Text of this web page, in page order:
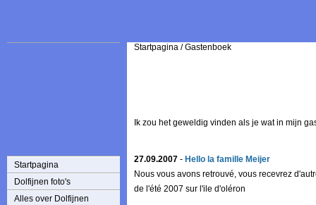
Startpagina
Dolfijnen foto's
Alles over Dolfijnen
Startpagina /Gastenboek
Ik zou het geweldig vinden als je wat in mijn
27.09.2007 - Hello la famille Meijer
Nous vous avons retrouvé, vous recevrez
de l'été 2007 sur l'ile d'oléron